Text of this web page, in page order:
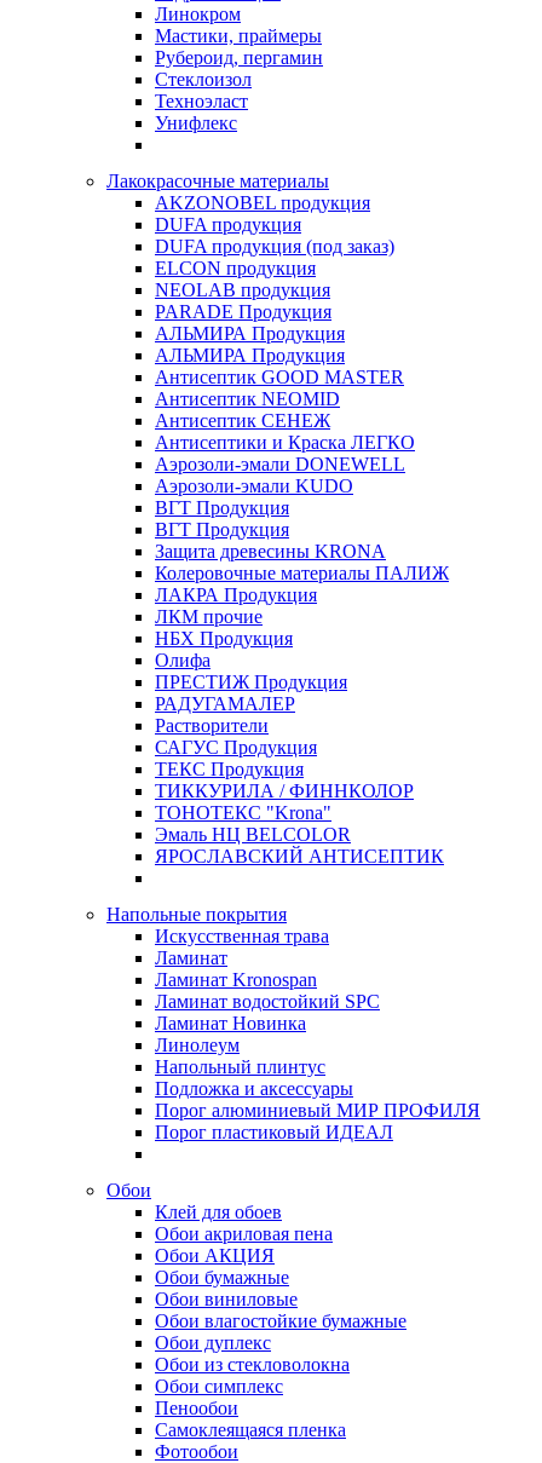
Линокром
Мастики, праймеры
Рубероид, пергамин
Стеклоизол
Техноэласт
Унифлекс
Лакокрасочные материалы
AKZONOBEL продукция
DUFA продукция
DUFA продукция (под заказ)
ELCON продукция
NEOLAB продукция
PARADE Продукция
АЛЬМИРА Продукция
АЛЬМИРА Продукция
Антисептик GOOD MASTER
Антисептик NEOMID
Антисептик СЕНЕЖ
Антисептики и Краска ЛЕГКО
Аэрозоли-эмали DONEWELL
Аэрозоли-эмали KUDO
ВГТ Продукция
ВГТ Продукция
Защита древесины KRONA
Колеровочные материалы ПАЛИЖ
ЛАКРА Продукция
ЛКМ прочие
НБХ Продукция
Олифа
ПРЕСТИЖ Продукция
РАДУГАМАЛЕР
Растворители
САГУС Продукция
ТЕКС Продукция
ТИККУРИЛА / ФИННКОЛОР
ТОНОТЕКС "Krona"
Эмаль НЦ BELCOLOR
ЯРОСЛАВСКИЙ АНТИСЕПТИК
Напольные покрытия
Искусственная трава
Ламинат
Ламинат Kronospan
Ламинат водостойкий SPC
Ламинат Новинка
Линолеум
Напольный плинтус
Подложка и аксессуары
Порог алюминиевый МИР ПРОФИЛЯ
Порог пластиковый ИДЕАЛ
Обои
Клей для обоев
Обои акриловая пена
Обои АКЦИЯ
Обои бумажные
Обои виниловые
Обои влагостойкие бумажные
Обои дуплекс
Обои из стекловолокна
Обои симплекс
Пенообои
Самоклеящаяся пленка
Фотообои